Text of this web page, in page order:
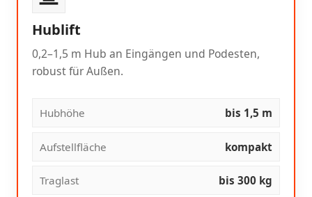
Hublift
0,2–1,5 m Hub an Eingängen und Podesten,
robust für Außen.
Hubhöhe bis 1,5 m
Aufstellfläche kompakt
Traglast bis 300 kg